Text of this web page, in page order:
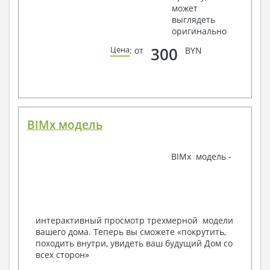
Ведомости расхода стали и бетона
3. Инженерный раздел (приобретается по желанию
Водоснабжение и канализация
канализации
Аксонометрическая схема водоснабжения и
канализации
Узлы и спецификация материалов
Спецификация материалов
Электротехнические решения:
Условные обозначения и общие данные
может
выглядеть
оригинально
Цена: от 300 BYN
BIMx модель
BIMx модель -
интерактивный просмотр трехмерной модели
вашего дома. Теперь вы сможете «покрутить,
походить внутри, увидеть ваш будущий Дом со
всех сторон»